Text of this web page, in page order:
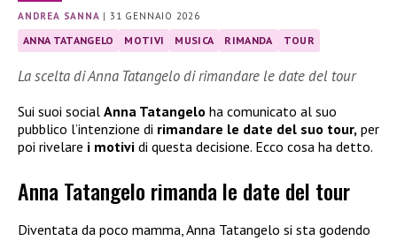
ANDREA SANNA |31 GENNAIO 2026
ANNA TATANGELO MOTIVI MUSICA RIMANDA TOUR
La scelta di Anna Tatangelo di rimandare le date del tour
Sui suoi social Anna Tatangelo ha comunicato al suo
pubblico l’intenzione di rimandare le date del suo tour, per
poi rivelare i motivi di questa decisione. Ecco cosa ha detto.
Anna Tatangelo rimanda le date del tour
Diventata da poco mamma, Anna Tatangelo si sta godendo